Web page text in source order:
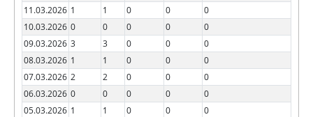
11.03.2026 1 1 0 0
0
10.03.2026 0 0 0 0
0
09.03.2026 3 3 0 0
0
08.03.2026 1 1 0 0
0
07.03.2026 2 2 0 0
0
06.03.2026 0 0 0 0
0
05.03.2026 1 1 0 0
0